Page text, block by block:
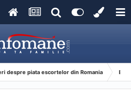
despre piata escortelor din Romania